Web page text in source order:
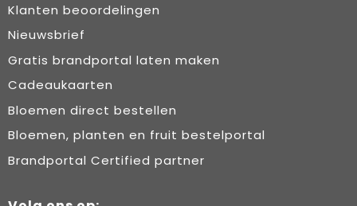
Klanten beoordelingen
Nieuwsbrief
Gratis brandportal laten maken
Cadeaukaarten
Bloemen direct bestellen
Bloemen, planten en fruit bestelportal
Brandportal Certified partner